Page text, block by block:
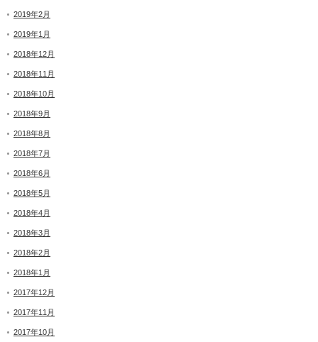
2019年2月
2019年1月
2018年12月
2018年11月
2018年10月
2018年9月
2018年8月
2018年7月
2018年6月
2018年5月
2018年4月
2018年3月
2018年2月
2018年1月
2017年12月
2017年11月
2017年10月